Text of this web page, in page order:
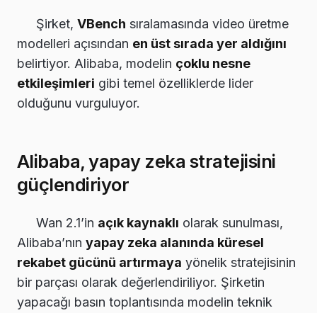
Şirket, VBench sıralamasında video üretme
modelleri açısından en üst sırada yer aldığını
belirtiyor. Alibaba, modelin çoklu nesne
etkileşimleri gibi temel özelliklerde lider
olduğunu vurguluyor.
Alibaba, yapay zeka stratejisini
güçlendiriyor
Wan 2.1’in açık kaynaklı olarak sunulması,
Alibaba’nın yapay zeka alanında küresel
rekabet gücünü artırmaya yönelik stratejisinin
bir parçası olarak değerlendiriliyor. Şirketin
yapacağı basın toplantısında modelin teknik